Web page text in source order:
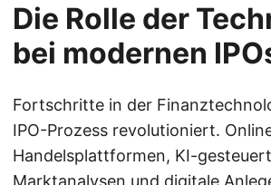
Die Rolle der
bei modernen
Fortschritte in der
IPO-Prozess revolutioniert.
Handelsplattformen, KI-
Marktanalysen und digitale